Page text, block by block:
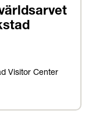
Visitor Center